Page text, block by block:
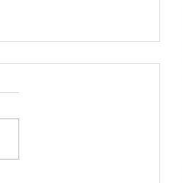
が、皆様いかがお過ごしで